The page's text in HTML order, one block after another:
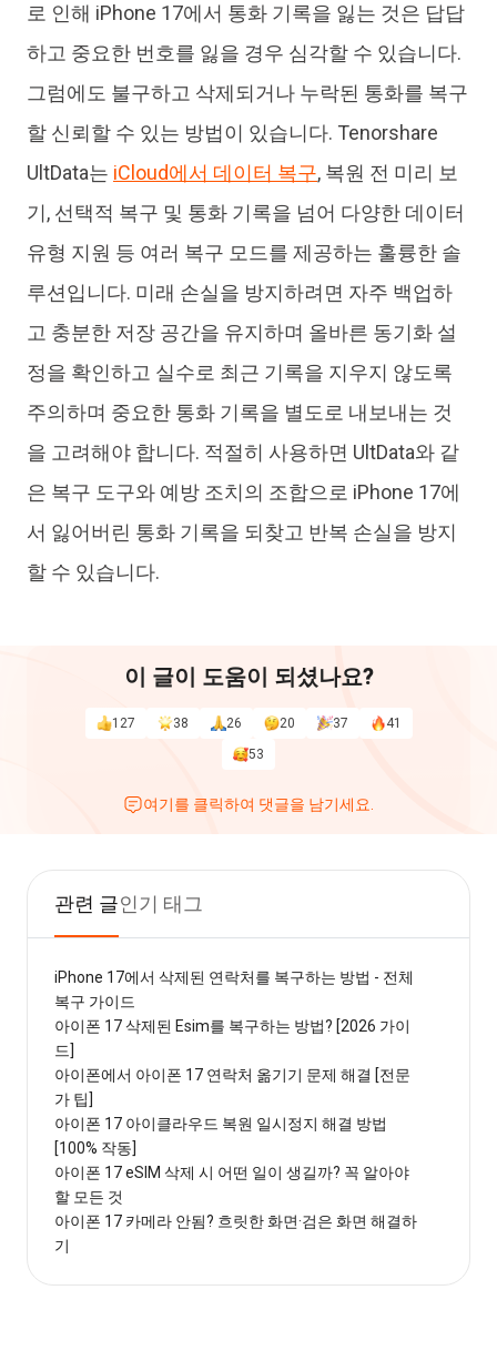
로 인해 iPhone 17에서 통화 기록을 잃는 것은 답답
하고 중요한 번호를 잃을 경우 심각할 수 있습니다.
그럼에도 불구하고 삭제되거나 누락된 통화를 복구
할 신뢰할 수 있는 방법이 있습니다. Tenorshare
UltData는 iCloud에서 데이터 복구, 복원 전 미리 보
기, 선택적 복구 및 통화 기록을 넘어 다양한 데이터
유형 지원 등 여러 복구 모드를 제공하는 훌륭한 솔
루션입니다. 미래 손실을 방지하려면 자주 백업하
고 충분한 저장 공간을 유지하며 올바른 동기화 설
정을 확인하고 실수로 최근 기록을 지우지 않도록
주의하며 중요한 통화 기록을 별도로 내보내는 것
을 고려해야 합니다. 적절히 사용하면 UltData와 같
은 복구 도구와 예방 조치의 조합으로 iPhone 17에
서 잃어버린 통화 기록을 되찾고 반복 손실을 방지
할 수 있습니다.
이 글이 도움이 되셨나요?
127 38 26 20 37
41
53
여기를 클릭하여 댓글을 남기세요.
관련 글인기 태그
iPhone 17에서 삭제된 연락처를 복구하는 방법 - 전체
복구 가이드
아이폰 17 삭제된 Esim를 복구하는 방법? [2026 가이
드]
아이폰에서 아이폰 17 연락처 옮기기 문제 해결 [전문
가 팁]
아이폰 17 아이클라우드 복원 일시정지 해결 방법
[100% 작동]
아이폰 17 eSIM 삭제 시 어떤 일이 생길까? 꼭 알아야
할 모든 것
아이폰 17 카메라 안됨? 흐릿한 화면·검은 화면 해결하
기